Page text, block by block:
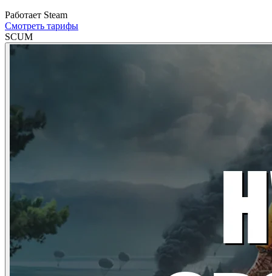
Работает Steam
Смотреть тарифы
SCUM